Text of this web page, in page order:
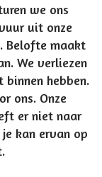
we ons
uit onze
Belofte maakt
We verliezen
hebben.
ons. Onze
er niet naar
kan ervan op